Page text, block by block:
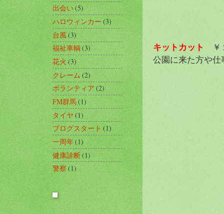
キットカット
￥
公園に来た方や
出会い(5)
ハロウィンカー(3)
台風(3)
福祉車輌 (3)
花火(3)
クレーム(2)
ボランティア(2)
FM群馬(1)
タイヤ(1)
ブログスタート(1)
一周年(1)
健康診断(1)
警察 (1)